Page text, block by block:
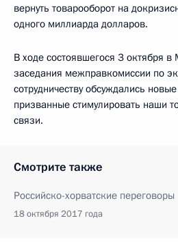
вернуть товарооборот на
одного миллиарда долларов.
В ходе состоявшегося 3 октября
заседания межправкомиссии по
сотрудничеству обсуждались
призванные стимулировать наши
связи.
Смотрите также
Российско-хорватские переговоры
18 октября 2017 года